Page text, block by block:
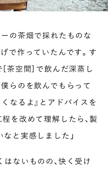
の茶畑で採れたものな
で作っていたんです。す
茶空間］で飲んだ深蒸し
らのを飲んでもらって
なるよ』とアドバイスを
を改めて理解したら、製
と実感しました」
ないものの、快く受け